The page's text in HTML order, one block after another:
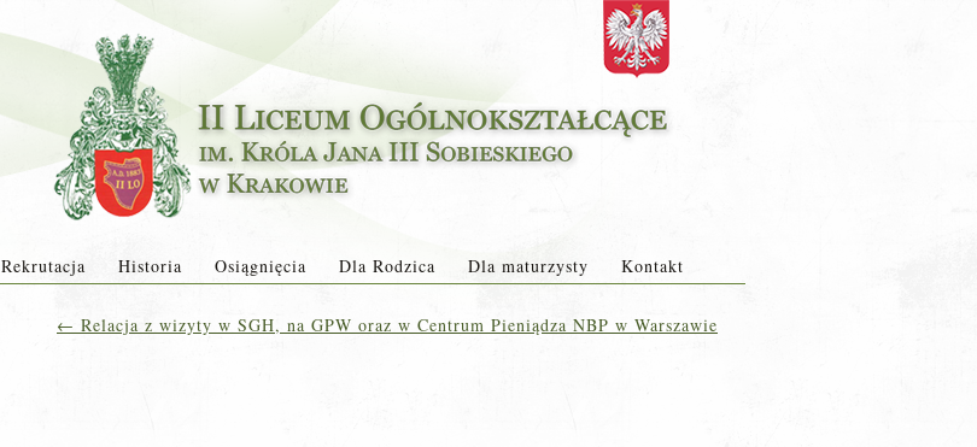
Rekrutacja Historia Osiągnięcia Dla Rodzica Dla maturzysty Kontakt
← Relacja z wizyty w SGH, na GPW oraz w Centrum Pieniądza NBP w Warszawie